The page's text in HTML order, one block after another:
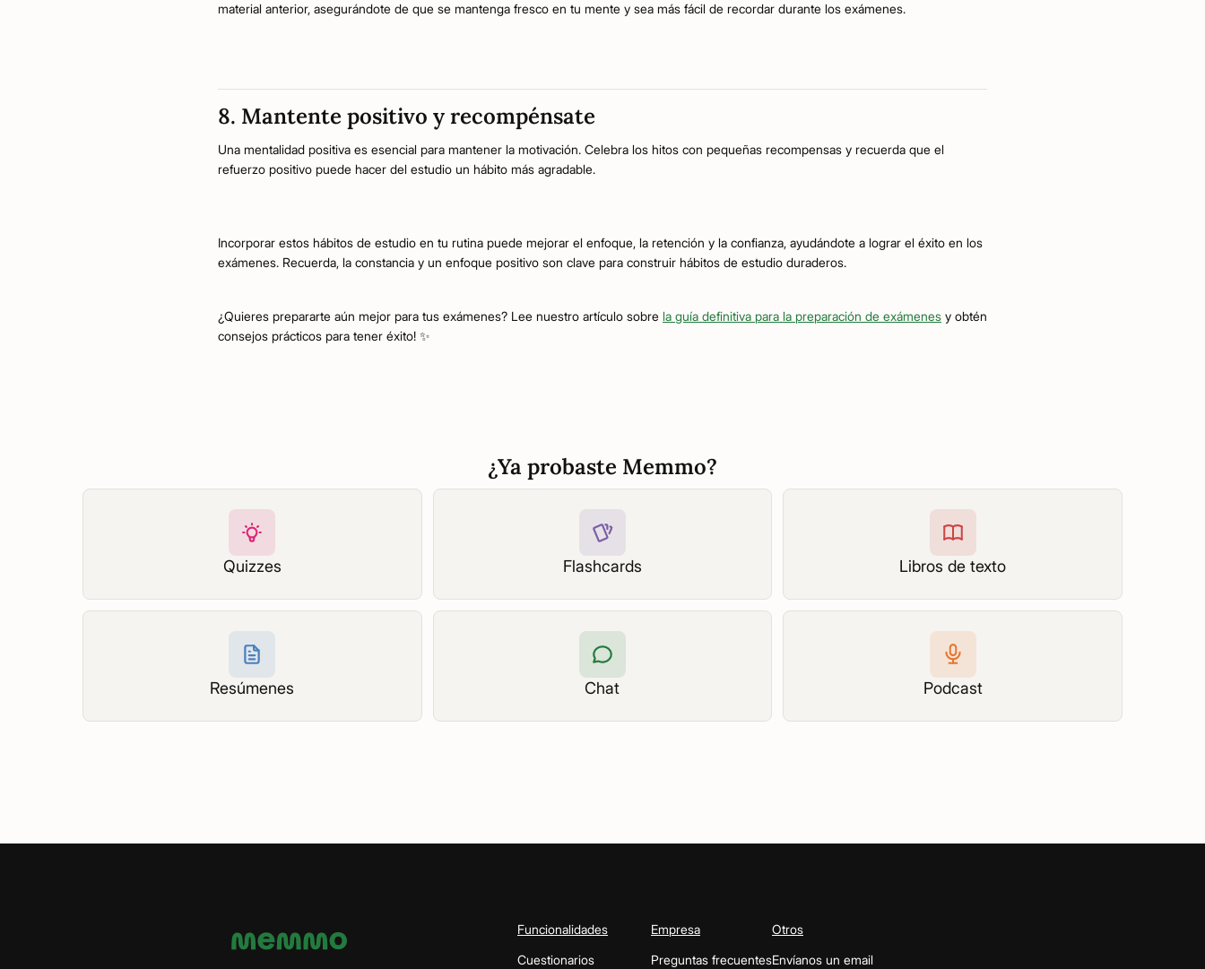
material anterior, asegurándote de que se mantenga fresco en tu mente y sea más fácil de recordar durante los exámenes.
8. Mantente positivo y recompénsate
Una mentalidad positiva es esencial para mantener la motivación. Celebra los hitos con pequeñas recompensas y recuerda que el
refuerzo positivo puede hacer del estudio un hábito más agradable.
Incorporar estos hábitos de estudio en tu rutina puede mejorar el enfoque, la retención y la confianza, ayudándote a lograr el éxito en los
exámenes. Recuerda, la constancia y un enfoque positivo son clave para construir hábitos de estudio duraderos.
¿Quieres prepararte aún mejor para tus exámenes? Lee nuestro artículo sobre la guía definitiva para la preparación de exámenes y obtén
consejos prácticos para tener éxito! ✨
¿Ya probaste Memmo?
Quizzes Flashcards Libros de texto
Resúmenes Chat Podcast
Funcionalidades
Cuestionarios
Empresa
Preguntas frecuentes
Otros
Envíanos un email